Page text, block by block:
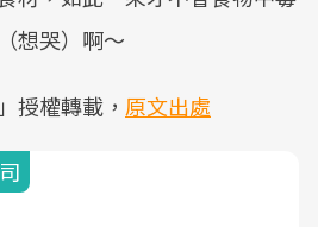
想哭）啊～
」授權轉載， 原文出處